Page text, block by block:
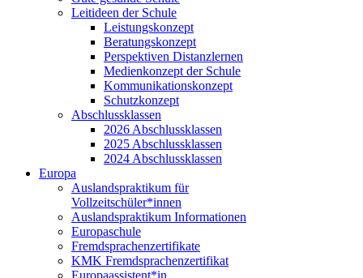
Leitideen der Schule
Leistungskonzept
Beratungskonzept
Perspektiven Distanzlernen
Medienkonzept der Schule
Kommunikationskonzept
Schutzkonzept
Abschlussklassen
2026 Abschlussklassen
2025 Abschlussklassen
2024 Abschlussklassen
Europa
Auslandspraktikum für
Vollzeitschüler*innen
Auslandspraktikum Informationen
Europaschule
Fremdsprachenzertifikate
KMK Fremdsprachenzertifikat